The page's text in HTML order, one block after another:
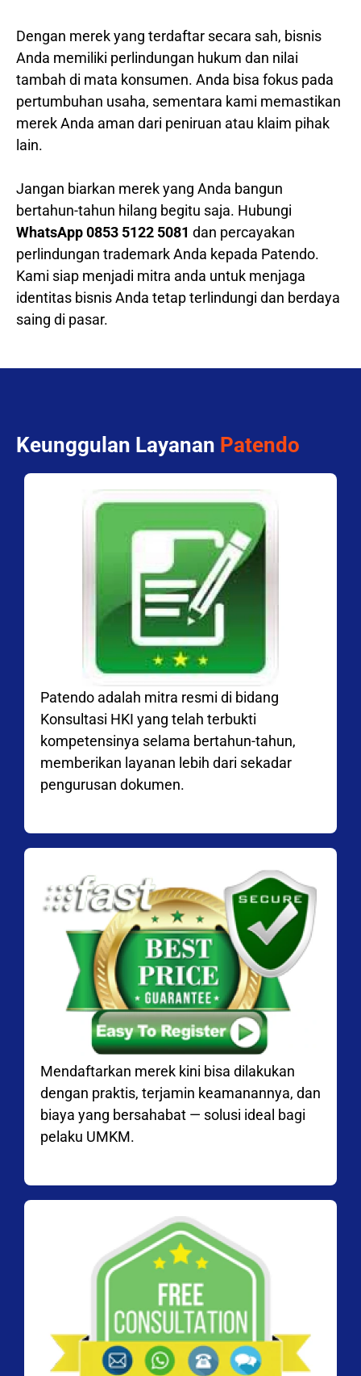
Dengan merek yang terdaftar secara sah, bisnis
Anda memiliki perlindungan hukum dan nilai
tambah di mata konsumen. Anda bisa fokus pada
pertumbuhan usaha, sementara kami memastikan
merek Anda aman dari peniruan atau klaim pihak
lain.
Jangan biarkan merek yang Anda bangun
bertahun-tahun hilang begitu saja. Hubungi
WhatsApp 0853 5122 5081 dan percayakan
perlindungan trademark Anda kepada Patendo.
Kami siap menjadi mitra anda untuk menjaga
identitas bisnis Anda tetap terlindungi dan berdaya
saing di pasar.
Keunggulan Layanan Patendo
Patendo adalah mitra resmi di bidang
Konsultasi HKI yang telah terbukti
kompetensinya selama bertahun-tahun,
memberikan layanan lebih dari sekadar
pengurusan dokumen.
Mendaftarkan merek kini bisa dilakukan
dengan praktis, terjamin keamanannya, dan
biaya yang bersahabat — solusi ideal bagi
pelaku UMKM.